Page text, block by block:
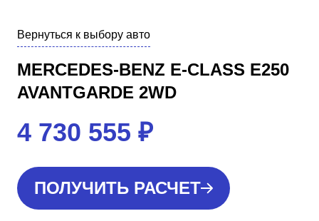
Вернуться к выбору авто
MERCEDES-BENZ E-CLASS E250
AVANTGARDE 2WD
4 730 555 ₽
ПОЛУЧИТЬ РАСЧЕТ